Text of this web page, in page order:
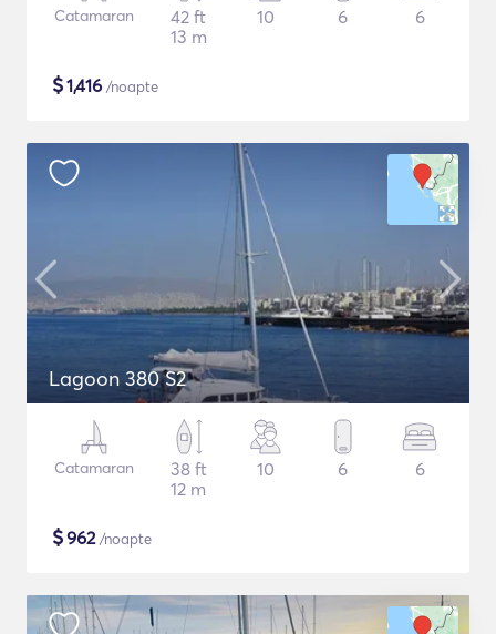
Catamaran
42 ft
13 m
10 6 6
$1,416 /noapte
Lagoon 380 S2
Catamaran
38 ft
12 m
10 6 6
$962/noapte